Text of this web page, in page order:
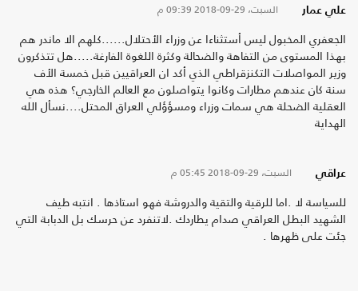
علي عمار السبت، 29-09-2018 09:39 م
الجعفري المخبول ليس أستثناءا عن وزراء الأحتلال......كلهم الا ماندر هم
بهذا المستوى من التفاهة والضحالة وكثرة اللغوة الفارغة.....هل تتذكرون
وزير المواصلات التكنزقراطي الذي أكد ان العراقيين قبل خمسة الأف
سنة كان عندهم مطارات وكانوا يتواصلون مع العالم الخارجي؟ هذه هي
العقلية الضحلة هي سمات وزراء ومسؤؤلي العراق المحتل....نسأل الله
الهداية
عراقي السبت، 29-09-2018 05:45 م
للسياسة لا .اما للرقية والتقية والدروشة فهو استاذها . انتبه طيف
الشهيد البطل العراقي صدام يطاردك .لاتنفرد عن حرسك بل الدبابة التي
جئت على ظهرها .